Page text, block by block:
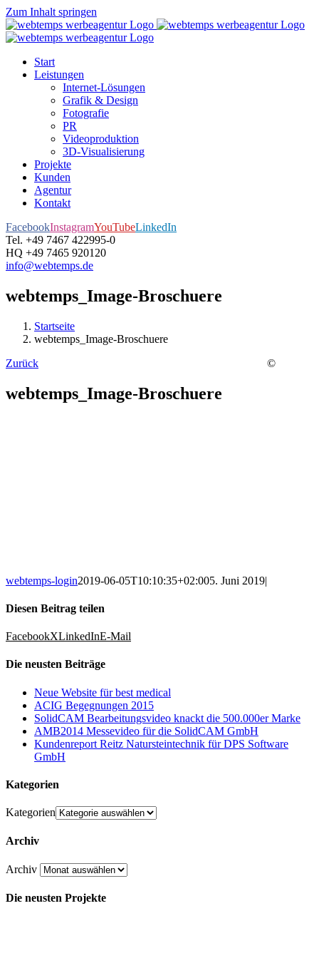
Zum Inhalt springen
Start
Leistungen
Internet-Lösungen
Grafik & Design
Fotografie
PR
Videoproduktion
3D-Visualisierung
Projekte
Kunden
Agentur
Kontakt
FacebookInstagramYouTubeLinkedIn
Tel. +49 7467 422995-0
HQ +49 7465 920120
info@webtemps.de
webtemps_Image-Broschuere
Startseite
webtemps_Image-Broschuere
Zurück
webtemps_Image-Broschuere
webtemps-login2019-06-05T10:10:35+02:005. Juni 2019|
Diesen Beitrag teilen
FacebookXLinkedInE-Mail
Die neusten Beiträge
Neue Website für best medical
ACIG Begegnungen 2015
SolidCAM Bearbeitungsvideo knackt die 500.000er Marke
AMB2014 Messevideo für die SolidCAM GmbH
Kundenreport Reitz Natursteintechnik für DPS Software
GmbH
Kategorien
Kategorien
Archiv
Archiv
Die neusten Projekte
©